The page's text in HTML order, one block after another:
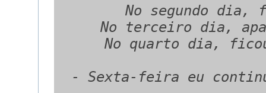
No segundo dia,
No terceiro dia,
No quarto dia,
- Sexta-feira eu